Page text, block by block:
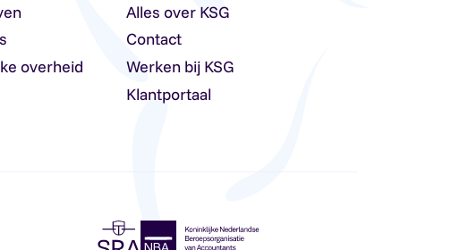
overheid
Alles over KSG
Contact
Werken bij KSG
Klantportaal